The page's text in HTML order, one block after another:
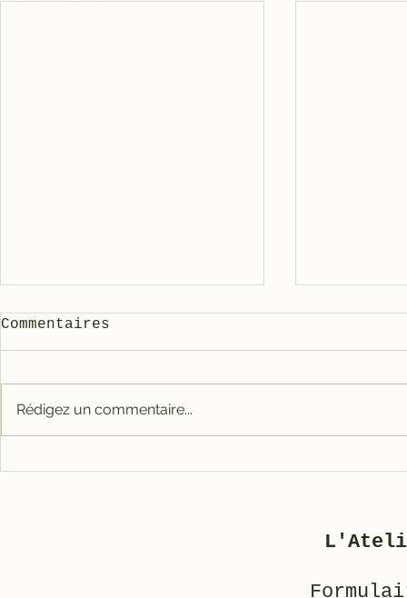
Commentaires
Rédigez un commentaire...